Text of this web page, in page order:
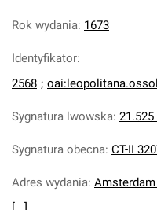
Rok wydania: 1673
Identyfikator:
2568 ;
Sygnatura lwowska: 21.525
Sygnatura obecna: CT-II
Adres wydania: